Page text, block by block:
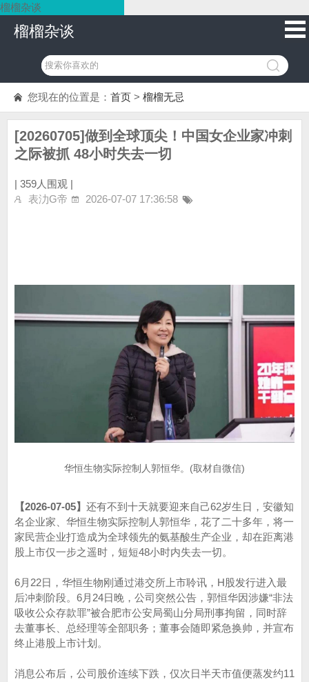
榴榴杂谈
榴榴杂谈
您现在的位置是： 首页 > 榴榴无忌
[20260705]做到全球顶尖！中国女企业家冲刺
之际被抓 48小时失去一切
| 359人围观 |
表氻G帝
2026-07-07 17:36:58
华恒生物实际控制人郭恒华。(取材自微信)
【2026-07-05】 还有不到十天就要迎来自己62岁生日，安徽知
名企业家、华恒生物实际控制人郭恒华，花了二十多年，将一
家民营企业打造成为全球领先的氨基酸生产企业，却在距离港
股上市仅一步之遥时，短短48小时内失去一切。
6月22日，华恒生物刚通过港交所上市聆讯，H股发行进入最
后冲刺阶段。6月24日晚，公司突然公告，郭恒华因涉嫌“非法
吸收公众存款罪”被合肥市公安局蜀山分局刑事拘留，同时辞
去董事长、总经理等全部职务；董事会随即紧急换帅，并宣布
终止港股上市计划。
消息公布后，公司股价连续下跌，仅次日半天市值便蒸发约11